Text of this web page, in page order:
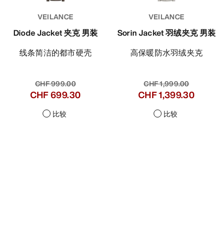
VEILANCE
Diode Jacket 夹克 男装
线条简洁的都市硬壳
CHF 999.00
CHF 699.30
比较
VEILANCE
Sorin Jacket 羽绒夹克 男装
高保暖防水羽绒夹克
CHF 1,999.00
CHF 1,399.30
比较